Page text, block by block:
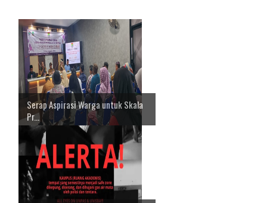
Serap Aspirasi Warga untuk Skala
Pr...